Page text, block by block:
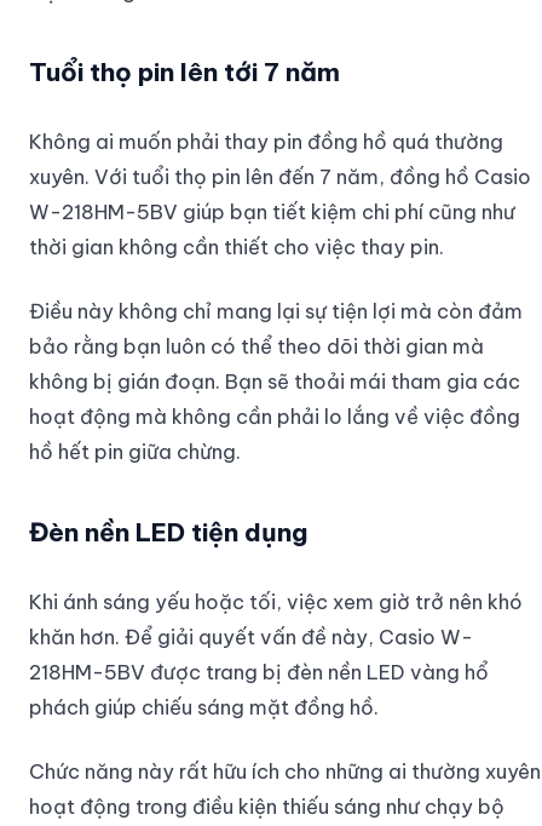
Tuổi thọ pin lên tới 7 năm
Không ai muốn phải thay pin đồng hồ quá thường
xuyên. Với tuổi thọ pin lên đến 7 năm, đồng hồ Casio
W-218HM-5BV giúp bạn tiết kiệm chi phí cũng như
thời gian không cần thiết cho việc thay pin.
Điều này không chỉ mang lại sự tiện lợi mà còn đảm
bảo rằng bạn luôn có thể theo dõi thời gian mà
không bị gián đoạn. Bạn sẽ thoải mái tham gia các
hoạt động mà không cần phải lo lắng về việc đồng
hồ hết pin giữa chừng.
Đèn nền LED tiện dụng
Khi ánh sáng yếu hoặc tối, việc xem giờ trở nên khó
khăn hơn. Để giải quyết vấn đề này, Casio W-
218HM-5BV được trang bị đèn nền LED vàng hổ
phách giúp chiếu sáng mặt đồng hồ.
Chức năng này rất hữu ích cho những ai thường xuyên
hoạt động trong điều kiện thiếu sáng như chạy bộ